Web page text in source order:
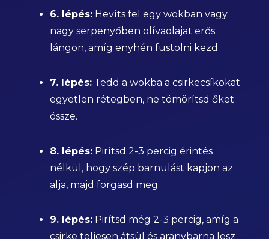
6. lépés:Hevíts fel egy wokban vagy
nagy serpenyőben olívaolajat erős
lángon, amíg enyhén füstölni kezd.
7. lépés:Tedd a wokba a csirkecsíkokat
egyetlen rétegben, ne tömörítsd őket
össze.
8. lépés:Pirítsd 2-3 percig érintés
nélkül, hogy szép barnulást kapjon az
alja, majd forgasd meg.
9. lépés:Pirítsd még 2-3 percig, amíg a
csirke teljesen átsül és aranybarna lesz